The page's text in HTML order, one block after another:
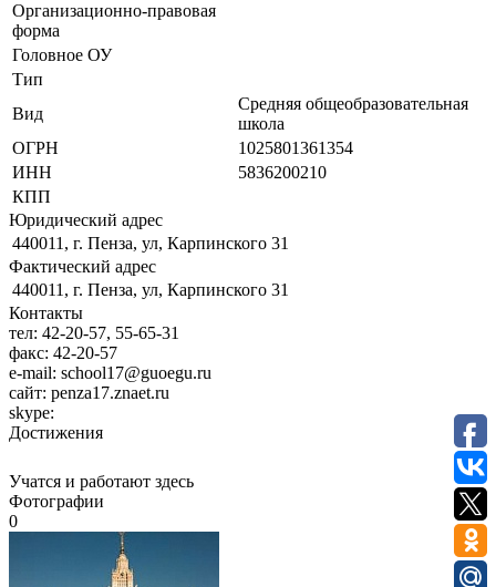
Организационно-правовая
форма
Головное ОУ
Тип
Вид
Средняя общеобразовательная
школа
ОГРН
1025801361354
ИНН
5836200210
КПП
Юридический адрес
440011, г. Пенза, ул, Карпинского 31
Фактический адрес
440011, г. Пенза, ул, Карпинского 31
Контакты
тел: 42-20-57, 55-65-31
факс: 42-20-57
e-mail: school17@guoegu.ru
сайт: penza17.znaet.ru
skype:
Достижения
Учатся и работают здесь
Фотографии
0